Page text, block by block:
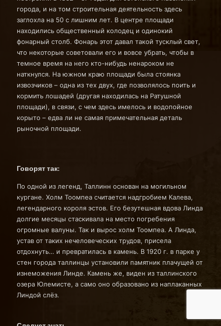
города, и на том строительная деятельность здесь
заглохла на 50 с лишним лет. В центре площади
находились общественный колодец и одинокий
фонарный столб. Фонарь этот давал такой тусклый свет,
что некоторые советовали его и вовсе убрать, чтобы в
темное время на него кто-нибудь ненароком не
наткнулся. На южном краю площади была стоянка
извозчиков – одна из тех двух, где позволялось поить и
кормить лошадей (другая находилась на Ратушной
площади), в связи, с чем здесь имелось и водопойное
корыто – едва ли не самая примечательная деталь
рыночной площади.
Говорят так:
По одной из легенд, Таллинн основан на могильном
кургане. Холм Тоомпеа считается надгробием Калева,
легендарного короля эстов. Его безутешная вдова Линда
долгие месяцы стаскивала на место погребения
огромные валуны. Так и вырос холм Тоомпеа. А Линда,
устав от таких нечеловеческих трудов, присела
отдохнуть… и превратилась в камень. В 1920 г. в парке у
стен города таллинцы установили памятник плачущей от
изнеможения Линде. Камень же, виден из таллинского
озера Юлемисте, а само оно образовано из наплаканных
Линдой слёз.